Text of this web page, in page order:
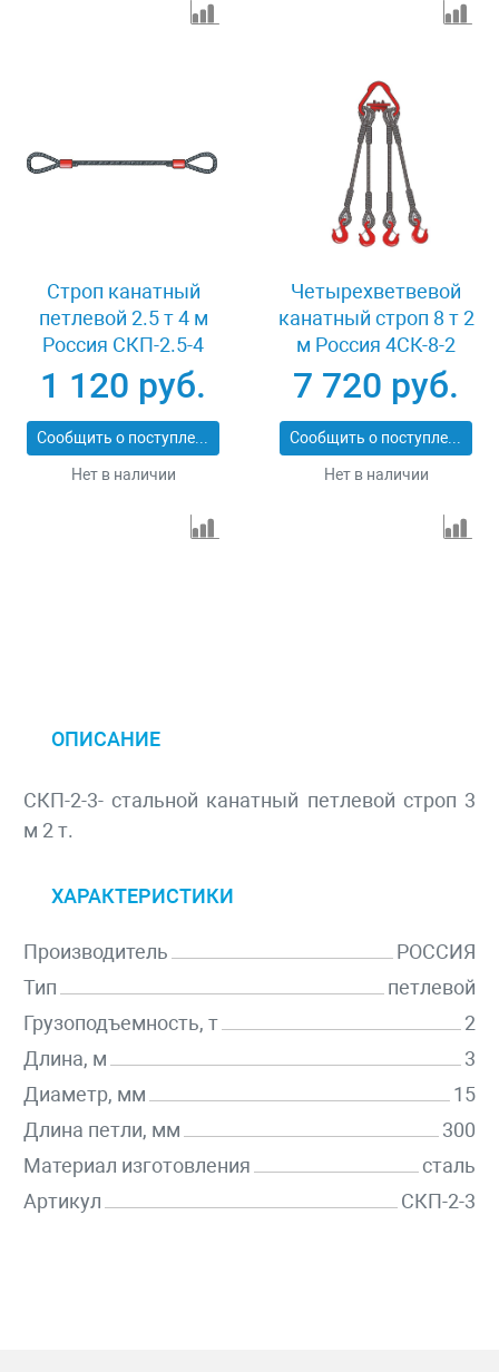
Строп канатный
петлевой 2.5 т 4 м
Россия СКП-2.5-4
1 120 руб.
Сообщить о поступлении
Нет в наличии
Четырехветвевой
канатный строп 8 т 2
м Россия 4СК-8-2
7 720 руб.
Сообщить о поступлении
Нет в наличии
ОПИСАНИЕ
СКП-2-3- стальной канатный петлевой строп 3
м 2 т.
ХАРАКТЕРИСТИКИ
Производитель
РОССИЯ
Тип
петлевой
Грузоподъемность, т
2
Длина, м
3
Диаметр, мм
15
Длина петли, мм
300
Материал изготовления
сталь
Артикул
СКП-2-3